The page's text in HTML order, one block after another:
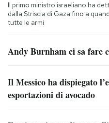
Il primo ministro israeliano ha
dalla Striscia di Gaza fino a
tutte le armi
Andy Burnham ci sa fare
Il Messico ha dispiegato
esportazioni di avocado